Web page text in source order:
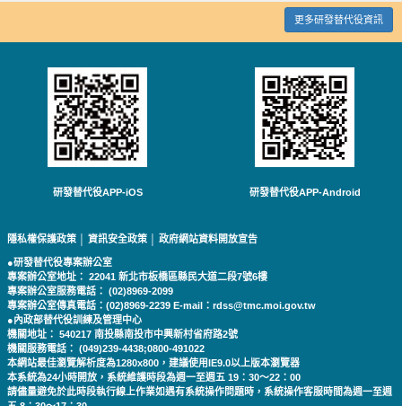
更多研發替代役資訊
研發替代役APP-iOS 研發替代役APP-Android
隱私權保護政策 資訊安全政策 政府網站資料開放宣告
●研發替代役專案辦公室
專案辦公室地址： 22041 新北市板橋區縣民大道二段7號6樓
專案辦公室服務電話： (02)8969-2099
專案辦公室傳真電話：(02)8969-2239 E-mail：rdss@tmc.moi.gov.tw
●內政部替代役訓練及管理中心
機關地址： 540217 南投縣南投市中興新村省府路2號
機關服務電話： (049)239-4438;0800-491022
本網站最佳瀏覽解析度為1280x800，建議使用IE9.0以上版本瀏覽器
本系統為24小時開放，系統維護時段為週一至週五 19：30～22：00
請儘量避免於此時段執行線上作業如遇有系統操作問題時，系統操作客服時間為週一至週